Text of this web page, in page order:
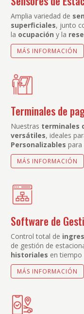
Amplia variedad de
superficiales, junto
la ocupación y la
MÁS INFORMACIÓN
Terminales de
Nuestras terminales
versátiles, ideales
Personalizables para
MÁS INFORMACIÓN
Software de
Control total de
de gestión de
historiales en tiempo
MÁS INFORMACIÓN